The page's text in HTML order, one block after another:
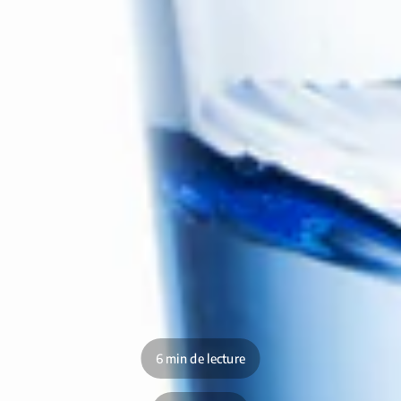
6 min de lecture